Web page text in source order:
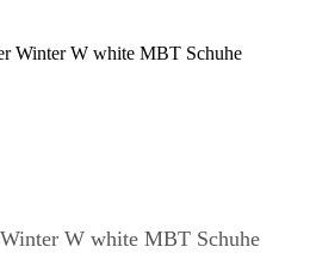
W white MBT Schuhe